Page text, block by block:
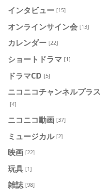
インタビュー [15]
オンラインサイン会 [13]
カレンダー [22]
ショートドラマ [1]
ドラマCD [5]
ニコニコチャンネルプラス
[4]
ニコニコ動画 [37]
ミュージカル [2]
映画 [22]
玩具 [1]
雑誌 [98]